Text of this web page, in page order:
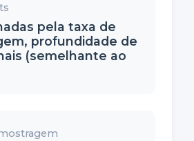
pela taxa de
profundidade de
(semelhante ao